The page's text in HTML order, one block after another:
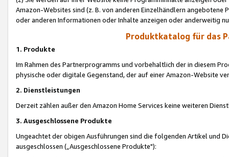
Amazon-Websites sind (z. B. von anderen Einzelhändlern
oder anderen Informationen oder Inhalte anzeigen oder anderweitig
Produktkatalog für das
1. Produkte
Im Rahmen des Partnerprogramms und vorbehaltlich der in diesem
physische oder digitale Gegenstand, der auf einer Amazon-Website
2. Dienstleistungen
Derzeit zählen außer den Amazon Home Services keine weiteren
3. Ausgeschlossene Produkte
Ungeachtet der obigen Ausführungen sind die folgenden Artikel und
ausgeschlossen („Ausgeschlossene Produkte"):